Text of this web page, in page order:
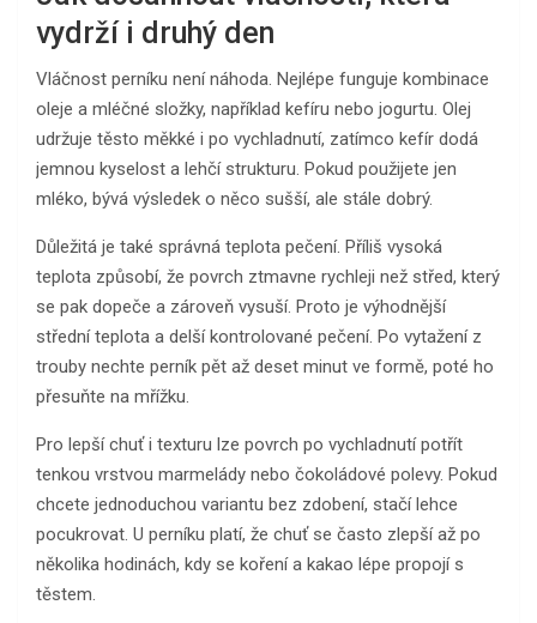
vydrží i druhý den
Vláčnost perníku není náhoda. Nejlépe funguje kombinace
oleje a mléčné složky, například kefíru nebo jogurtu. Olej
udržuje těsto měkké i po vychladnutí, zatímco kefír dodá
jemnou kyselost a lehčí strukturu. Pokud použijete jen
mléko, bývá výsledek o něco sušší, ale stále dobrý.
Důležitá je také správná teplota pečení. Příliš vysoká
teplota způsobí, že povrch ztmavne rychleji než střed, který
se pak dopeče a zároveň vysuší. Proto je výhodnější
střední teplota a delší kontrolované pečení. Po vytažení z
trouby nechte perník pět až deset minut ve formě, poté ho
přesuňte na mřížku.
Pro lepší chuť i texturu lze povrch po vychladnutí potřít
tenkou vrstvou marmelády nebo čokoládové polevy. Pokud
chcete jednoduchou variantu bez zdobení, stačí lehce
pocukrovat. U perníku platí, že chuť se často zlepší až po
několika hodinách, kdy se koření a kakao lépe propojí s
těstem.